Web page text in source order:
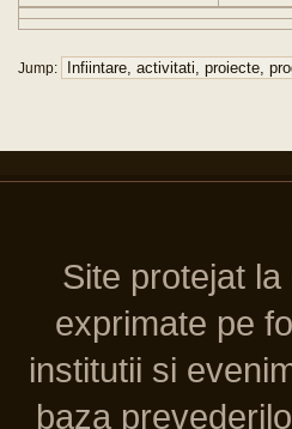
Jump:
Site protejat
exprimate pe
institutii si
baza